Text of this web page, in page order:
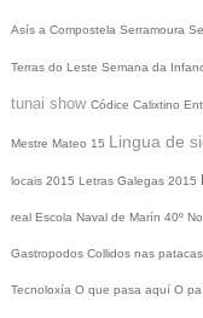
Asís a Compostela Serramoura
Terras do Leste Semana da
tunai show Códice Calixtino
Mestre Mateo 15 Lingua de
locais 2015 Letras Galegas 2015
real Escola Naval de Marín 40º
Gastropodos Collidos nas patacas
Tecnoloxía O que pasa aquí O